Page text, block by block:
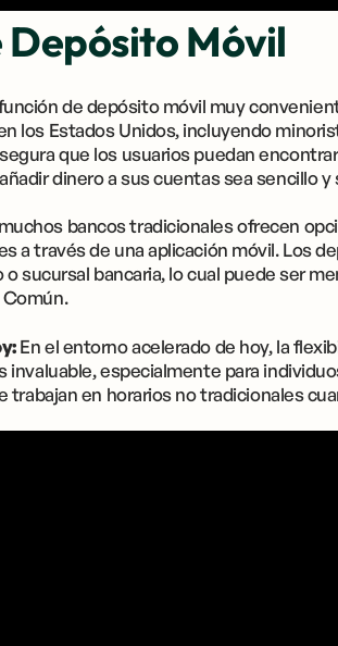
Depósito Móvil
de depósito móvil muy
los Estados Unidos, incluyendo
que los usuarios puedan
dinero a sus cuentas sea sencillo
bancos tradicionales ofrecen
a través de una aplicación móvil. Los
sucursal bancaria, lo cual puede ser
En el entorno acelerado de hoy, la
invaluable, especialmente para
trabajan en horarios no tradicionales